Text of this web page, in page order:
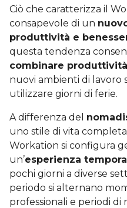
Ciò che caratterizza il
consapevole di un
produttività e
questa tendenza
combinare
nuovi ambienti di lavoro
utilizzare giorni di ferie.
A differenza del
uno stile di vita
Workation si configura
un’esperienza
pochi giorni a diverse
periodo si alternano
professionali e periodi di